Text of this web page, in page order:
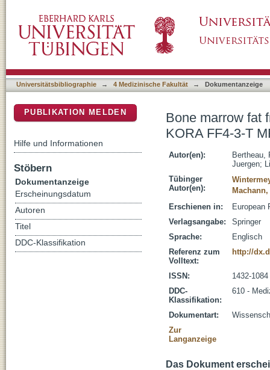
a population-based cohort
Universitätsbibliographie → 4 Medizinische Fakultät → Dokumentanzeige
Bone marrow fat
KORA FF4-3-T
Autor(en):
Bertheau,
Juergen;
Tübinger
Autor(en):
Erschienen in:
European
Verlagsangabe:
Springer
Sprache:
Englisch
Referenz zum
Volltext:
http://
ISSN:
1432-1084
DDC-
Klassifikation:
610 -
Dokumentart:
Zur
Langanzeige
Das Dokument
PUBLIKATION MELDEN
Hilfe und Informationen
Stöbern
Dokumentanzeige
Erscheinungsdatum
Autoren
Titel
DDC-Klassifikation